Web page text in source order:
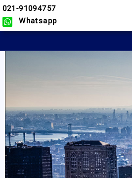
021-91094757
Whatsapp